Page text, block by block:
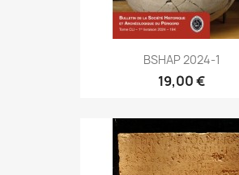
BSHAP 2024-1
19,00 €